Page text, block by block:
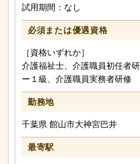
試用期間：なし
必須または優遇資格
［資格いずれか］
介護福祉士、介護職員初任者
ー１級、介護職員実務者研修
勤務地
千葉県 館山市大神宮巴井
最寄駅